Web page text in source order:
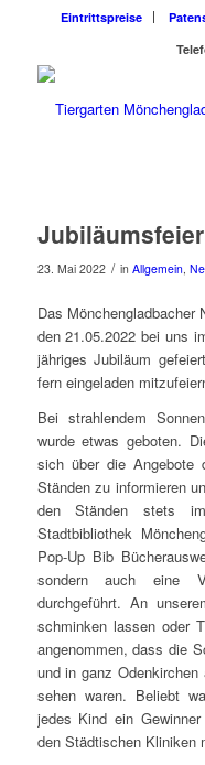
Eintrittspreise
23. Mai 2022 / in Allgemein,
Das Mönchengladbacher
den 21.05.2022 bei uns
jähriges Jubiläum
fern eingeladen
Bei strahlendem
wurde etwas geboten.
sich über die Angebote
Ständen zu informieren
den Ständen stets
Stadtbibliothek
Pop-Up Bib
sondern auch eine
durchgeführt. An
schminken lassen oder
angenommen, dass die
und in ganz
sehen waren. Beliebt
jedes Kind ein
den Städtischen Kliniken